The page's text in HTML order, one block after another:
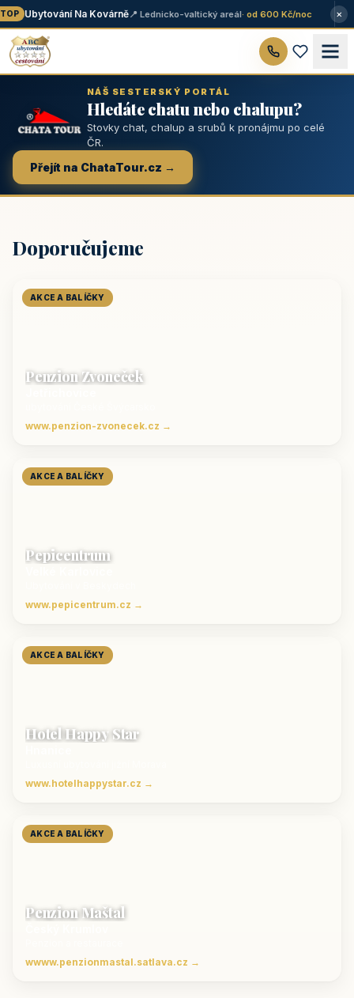
Ubytování Na Kovárně📍 Lednicko-valtický areál· od 600 Kč/noc ×
NÁŠ SESTERSKÝ PORTÁL
Hledáte chatu nebo chalupu?
Stovky chat, chalup a srubů k pronájmu po celé
ČR.
Přejít na ChataTour.cz →
Doporučujeme
AKCE A BALÍČKY
Penzion Zvoneček
www.penzion-zvonecek.cz →
AKCE A BALÍČKY
Pepicentrum
www.pepicentrum.cz →
AKCE A BALÍČKY
Hotel Happy Star
www.hotelhappystar.cz →
AKCE A BALÍČKY
Penzion Maštal
wwww.penzionmastal.satlava.cz →